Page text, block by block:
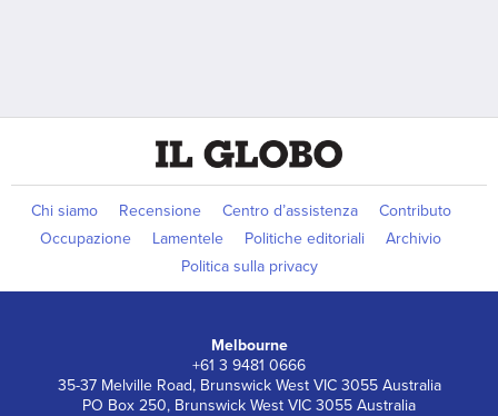
Chi siamo Recensione Centro d’assistenza
Contributo
Occupazione
Lamentele Politiche editoriali
Archivio
Politica sulla privacy
Melbourne
+61 3 9481 0666
35-37 Melville Road, Brunswick West VIC 3055 Australia
PO Box 250, Brunswick West VIC 3055 Australia